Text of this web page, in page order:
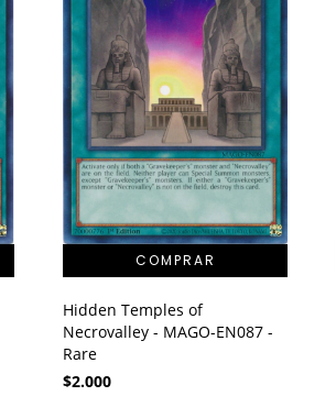
Hidden Temples of
Necrovalley - MAGO-EN087 -
Rare
$2.000